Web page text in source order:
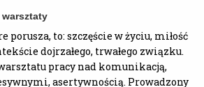
porusza, to: szczęście w życiu, miłość
dojrzałego, trwałego związku.
pracy nad komunikacją,
asertywnością. Prowadzony